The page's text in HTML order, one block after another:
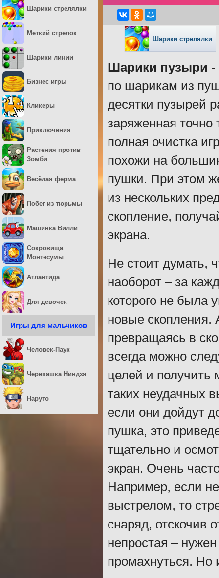
Шарики стрелялки
Шарики пузыри -
по шарикам из
десятки пузырей
заряженная
полная очистка
похожи на
пушки. При этом
из нескольких
скопление,
экрана.
Не стоит думать,
наоборот – за
которого не была
новые скопления.
превращаясь в
всегда можно
целей и получить
таких неудачных
если они дойдут
пушка, это
тщательно и
экран. Очень
Например, если
выстрелом, то
снаряд, отскочив
непростая –
промахнуться. Но
Шарики стрелялки
Меткий стрелок
Шарики линии
Бизнес игры
Кликеры
Приключения
Растения против
Зомби
Весёлая ферма
Побег из тюрьмы
Машинка Вилли
Сокровища
Монтесумы
Атлантида
Для девочек
Игры для мальчиков
Человек-Паук
Черепашка Ниндзя
Наруто